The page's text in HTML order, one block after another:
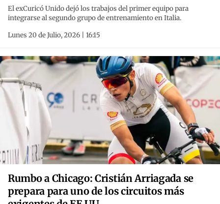
El exCuricó Unido dejó los trabajos del primer equipo para
integrarse al segundo grupo de entrenamiento en Italia.
Lunes 20 de Julio, 2026 | 16:15
Rumbo a Chicago: Cristián Arriagada se
prepara para uno de los circuitos más